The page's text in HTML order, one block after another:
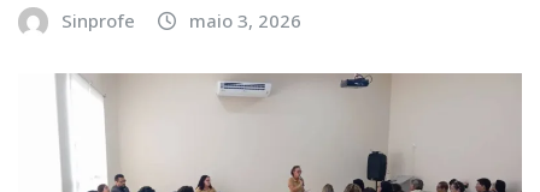
Sinprofe maio 3, 2026